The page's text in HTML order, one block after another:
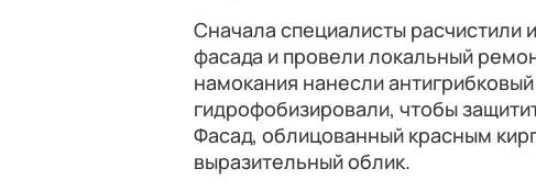
Сначала специалисты расчистили
фасада и провели локальный
намокания нанесли
гидрофобизировали, чтобы
Фасад, облицованный красным
выразительный облик.